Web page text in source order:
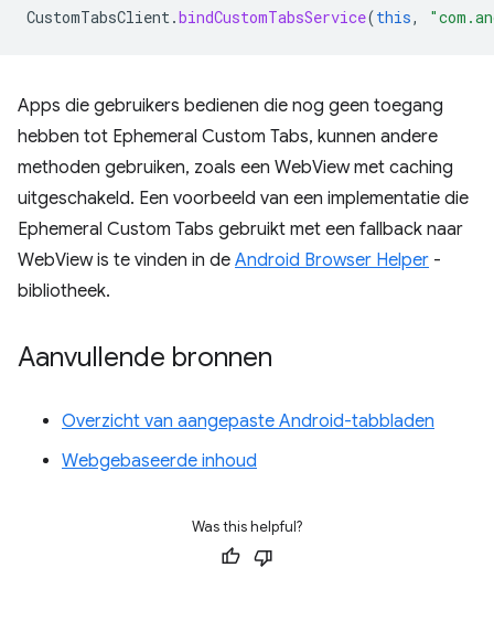
CustomTabsClient.bindCustomTabsService(this,
Apps die gebruikers bedienen die nog geen toegang
hebben tot Ephemeral Custom Tabs, kunnen andere
methoden gebruiken, zoals een WebView met caching
uitgeschakeld. Een voorbeeld van een implementatie die
Ephemeral Custom Tabs gebruikt met een fallback naar
WebView is te vinden in de Android Browser Helper -
bibliotheek.
Aanvullende bronnen
Overzicht van aangepaste Android-tabbladen
Webgebaseerde inhoud
Was this helpful?